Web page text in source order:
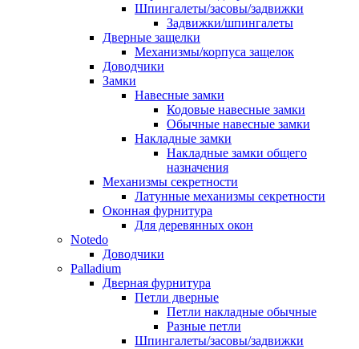
Шпингалеты/засовы/задвижки
Задвижки/шпингалеты
Дверные защелки
Механизмы/корпуса защелок
Доводчики
Замки
Навесные замки
Кодовые навесные замки
Обычные навесные замки
Накладные замки
Накладные замки общего
назначения
Механизмы секретности
Латунные механизмы секретности
Оконная фурнитура
Для деревянных окон
Notedo
Доводчики
Palladium
Дверная фурнитура
Петли дверные
Петли накладные обычные
Разные петли
Шпингалеты/засовы/задвижки